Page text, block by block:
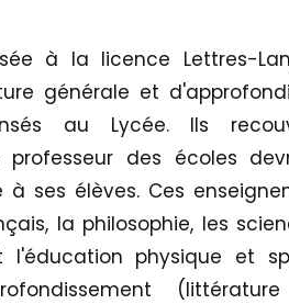
à la licence Lettres-
générale et
au Lycée. Ils
professeur des écoles
ses élèves. Ces
la philosophie, les
l'éducation physique et